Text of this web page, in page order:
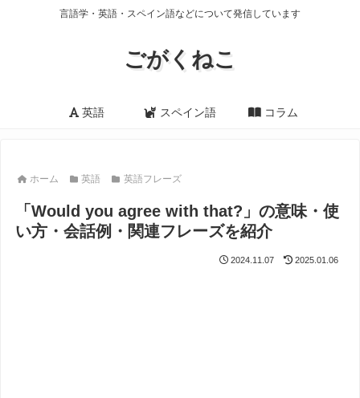
言語学・英語・スペイン語などについて発信しています
ごがくねこ
英語 スペイン語 コラム
ホーム 英語 英語フレーズ
「Would you agree with that?」の意味・使
い方・会話例・関連フレーズを紹介
2024.11.07 2025.01.06